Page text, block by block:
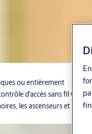
ou entièrement
d'accès sans fil CLIQ.
les ascenseurs et les